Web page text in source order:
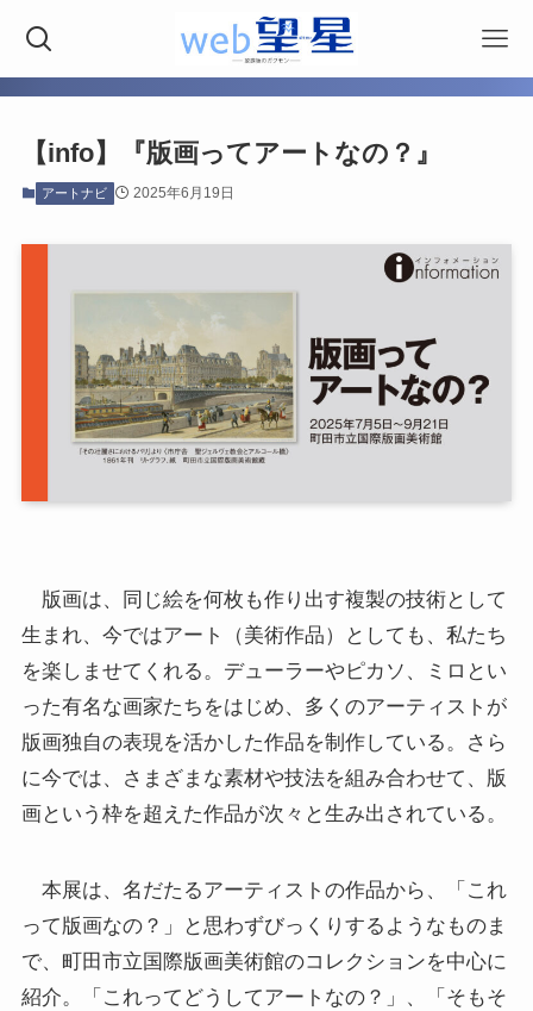
【info】『版画ってアートなの？』
アートナビ 2025年6月19日
版画は、同じ絵を何枚も作り出す複製の技術として
生まれ、今ではアート（美術作品）としても、私たち
を楽しませてくれる。デューラーやピカソ、ミロとい
った有名な画家たちをはじめ、多くのアーティストが
版画独自の表現を活かした作品を制作している。さら
に今では、さまざまな素材や技法を組み合わせて、版
画という枠を超えた作品が次々と生み出されている。
本展は、名だたるアーティストの作品から、「これ
って版画なの？」と思わずびっくりするようなものま
で、町田市立国際版画美術館のコレクションを中心に
紹介。「これってどうしてアートなの？」、「そもそ